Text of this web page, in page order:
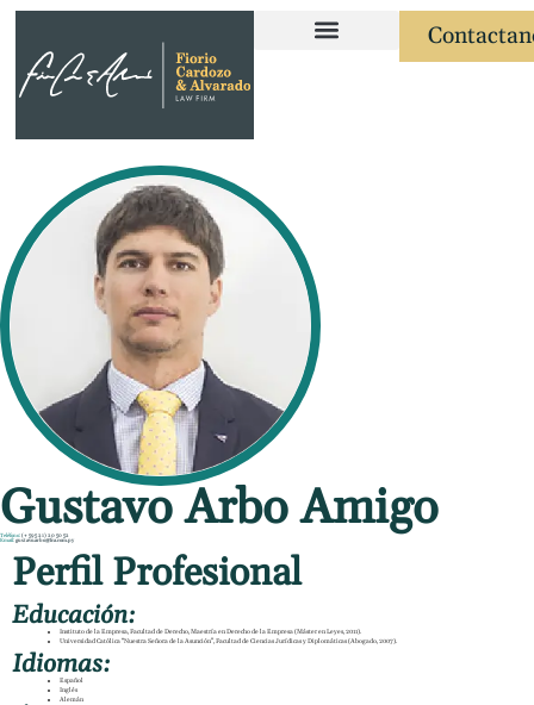
Gustavo Arbo Amigo
Teléfono:(+ 595 21) 20 50 52
Email:gustavo.arbo@fca.com.py
Perfil Profesional
Educación:
Instituto de la Empresa, Facultad de Derecho, Maestría en Derecho de la Empresa (Máster en Leyes, 2011).
Universidad Católica “Nuestra Señora de la Asunción”, Facultad de Ciencias Jurídicas y Diplomáticas (Abogado, 2007).
Idiomas:
Español
Inglés
Alemán